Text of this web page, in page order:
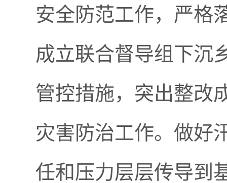
安全防范工作，严格
成立联合督导组下沉
管控措施，突出整改
灾害防治工作。做好
任和压力层层传导到